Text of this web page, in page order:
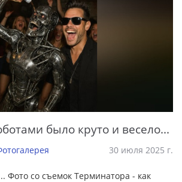
было круто и весело...
30 июля 2025 г.
Фото со съемок Терминатора - как